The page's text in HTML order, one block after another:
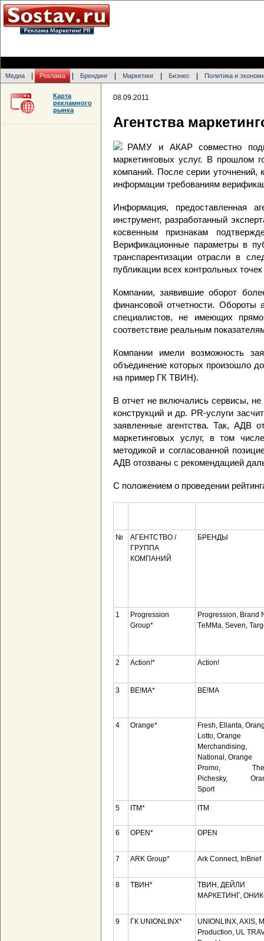
Медиа Реклама Брендинг Маркетинг Бизнес Политика и
08.09.2011
Агентства
РАМУ и АКАР совместно
маркетинговых услуг. В прошлом
компаний. После серии
информации требованиям
Информация, предоставленная
инструмент, разработанный
косвенным признакам
Верификационные параметры в
транспарентизации отрасли в
публикации всех контрольных
Компании, заявившие оборот
финансовой отчетности. Обороты
специалистов, не имеющих
соответствие реальным
Компании имели возможность
объединение которых произошло
на пример ГК ТВИН).
В отчет не включались сервисы,
конструкций и др. PR-услуги
заявленные агентства. Так, АДВ
маркетинговых услуг, в том
методикой и согласованной
АДВ отозваны с рекомендацией
С положением о проведении
№
АГЕНТСТВО /
ГРУППА
КОМПАНИЙ
БРЕНДЫ
1
Progression
Group*
Progression, Brand
TеMMа, Seven,
2 Action!* Action!
3 BE!MA* BE!MA
4 Orange*
Fresh, Ellanta,
Lotto, Orange
Merchandising,
National, Orange
Promo, The
Pichesky,
Sport
5 ITM* ITM
6 OPEN* OPEN
7 ARK Group* Ark Connect, InBrief
8 ТВИН*
ТВИН, ДЕЙЛИ
МАРКЕТИНГ,
9 ГК UNIONLINX*
UNIONLINX, AXIS,
Production, UL
Карта
рекламного
рынка